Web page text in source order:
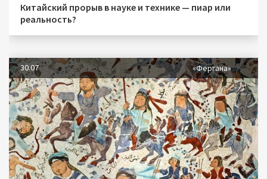
Китайский прорыв в науке и технике — пиар или
реальность?
30.07 «Фергана»